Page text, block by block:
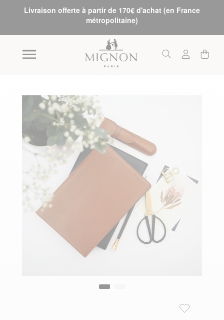
Livraison offerte à partir de 170€ d'achat (en France
métropolitaine)
Skip to the end of the images gallery